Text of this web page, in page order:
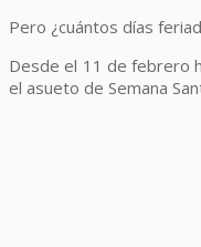
Pero ¿cuántos días
Desde el 11 de febrero
el asueto de Semana